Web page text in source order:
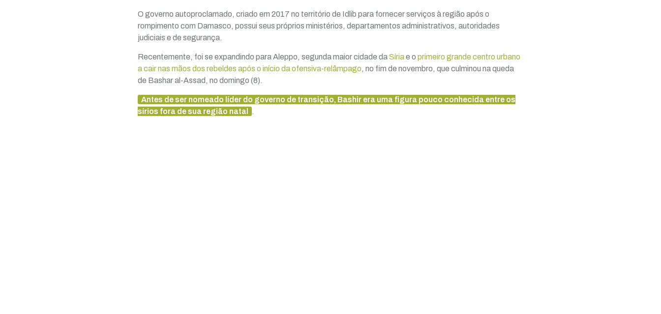
O governo autoproclamado, criado em 2017 no território de Idlib para fornecer serviços à região após o
rompimento com Damasco, possui seus próprios ministérios, departamentos administrativos, autoridades
judiciais e de segurança.
Recentemente, foi se expandindo para Aleppo, segunda maior cidade daSíriae o primeiro grande centro urbano
a cair nas mãos dos rebeldes após o início da ofensiva-relâmpago, no fim de novembro, que culminou na queda
de Bashar al-Assad, no domingo (8).
Antes de ser nomeado líder do governo de transição, Bashir era uma figura pouco conhecida entre os
sírios fora de sua região natal
.